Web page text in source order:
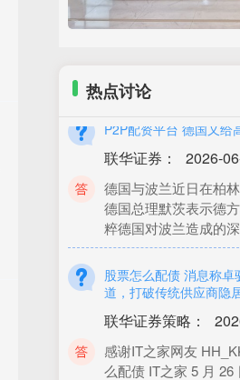
热点讨论
近日沈阳股票配资，
联华证券： 2026-
德国与波兰近日在柏
德国总理默茨表示德
粹德国对波兰造成的
股票怎么配债 消息称
道，打破传统供应商隐
联华证券策略：
感谢IT之家网友
么配债 IT之家 5 月
天报道，头部智驾供应